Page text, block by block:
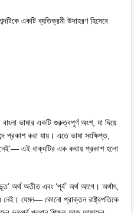
একটি ব্যতিক্রমী উদাহরণ হিসেবে
ভাষার একটি গুরুত্বপূর্ণ অংশ, যা দিয়ে
প্রকাশ করা যায়। এতে ভাষা সংক্ষিপ্ত,
নেই’— এই বাক্যটির এক কথায় প্রকাশ হলো
অর্থ অতীত এবং ‘পূর্ব’ অর্থ আগে। অর্থাৎ,
নেই। যেমন— কোনো প্রাক্তন রাষ্ট্রপতিকে